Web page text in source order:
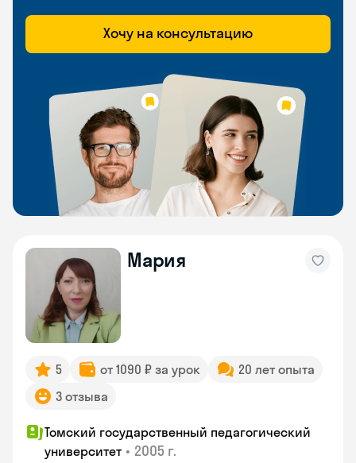
Хочу на консультацию
Мария
5 от 1090 ₽ за урок
20 лет опыта
3 отзыва
Томский государственный педагогический
университет • 2005 г.